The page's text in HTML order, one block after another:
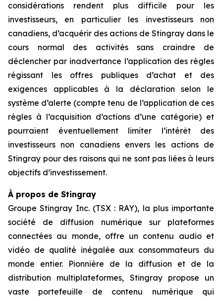
considérations rendent plus difficile pour les
investisseurs, en particulier les investisseurs non
canadiens, d’acquérir des actions de Stingray dans le
cours normal des activités sans craindre de
déclencher par inadvertance l’application des règles
régissant les offres publiques d’achat et des
exigences applicables à la déclaration selon le
système d’alerte (compte tenu de l’application de ces
règles à l’acquisition d’actions d’une catégorie) et
pourraient éventuellement limiter l’intérêt des
investisseurs non canadiens envers les actions de
Stingray pour des raisons qui ne sont pas liées à leurs
objectifs d’investissement.
À propos de Stingray
Groupe Stingray Inc. (TSX : RAY), la plus importante
société de diffusion numérique sur plateformes
connectées au monde, offre un contenu audio et
vidéo de qualité inégalée aux consommateurs du
monde entier. Pionnière de la diffusion et de la
distribution multiplateformes, Stingray propose un
vaste portefeuille de contenu numérique qui